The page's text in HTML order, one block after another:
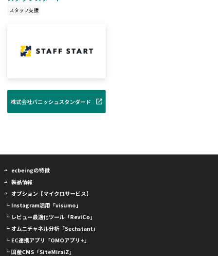
スタッフ支援
株式会社バニッシュスタンダード
ecbeingの特徴
製品情報
オプション【マイクロサービス】
┗ Instagram活用「visumo」
┗ レビュー最適化ツール「ReviCo」
┗ オムニチャネル分析「Sechstant」
┗ EC連携アプリ「OMOアプリ+」
┗ 国産CMS「SiteMiraiZ」